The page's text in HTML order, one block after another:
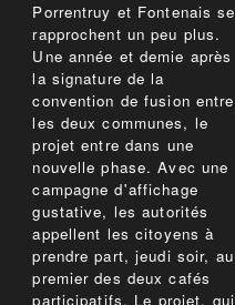
Porrentruy et Fontenais se
rapprochent un peu plus.
Une année et demie après
la signature de la
convention de fusion entre
les deux communes, le
projet entre dans une
nouvelle phase. Avec une
campagne d'affichage
gustative, les autorités
appellent les citoyens à
prendre part, jeudi soir, au
premier des deux cafés
participatifs. Le projet, qui